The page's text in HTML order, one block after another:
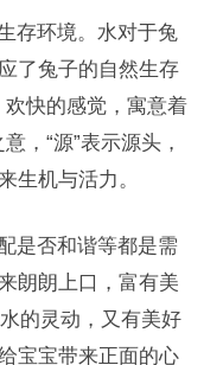
存环境。水对于兔
了兔子的自然生存
欢快的感觉，寓意着
，“源”表示源头，
生机与活力。
是否和谐等都是需
朗朗上口，富有美
的灵动，又有美好
宝宝带来正面的心